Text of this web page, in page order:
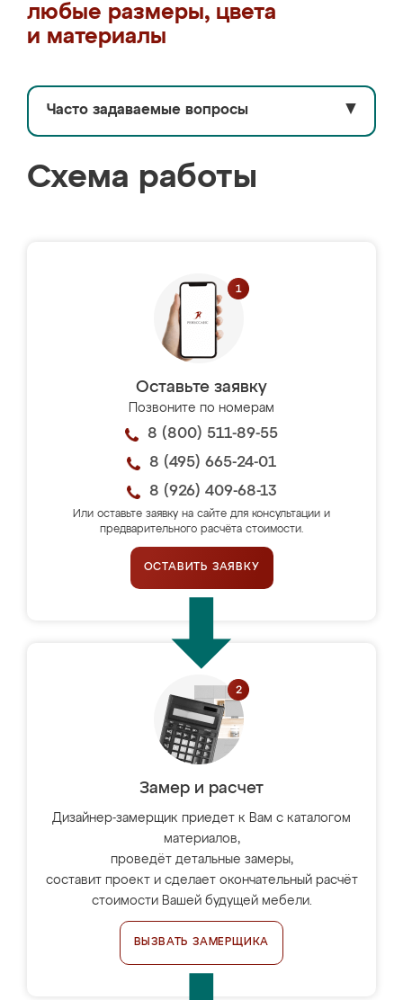
любые размеры, цвета
и материалы
Часто задаваемые вопросы ▼
Схема работы
Оставьте заявку
Позвоните по номерам
8 (800) 511-89-55
8 (495) 665-24-01
8 (926) 409-68-13
Или оставьте заявку на сайте для консультации и
предварительного расчёта стоимости.
ОСТАВИТЬ ЗАЯВКУ
Замер и расчет
Дизайнер-замерщик приедет к Вам с каталогом
материалов,
проведёт детальные замеры,
составит проект и сделает окончательный расчёт
стоимости Вашей будущей мебели.
ВЫЗВАТЬ ЗАМЕРЩИКА